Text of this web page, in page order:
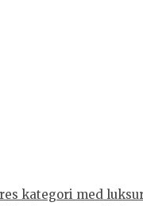
kategori med